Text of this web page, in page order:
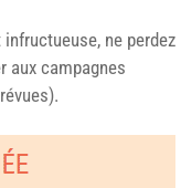
ne perdez
aux campagnes